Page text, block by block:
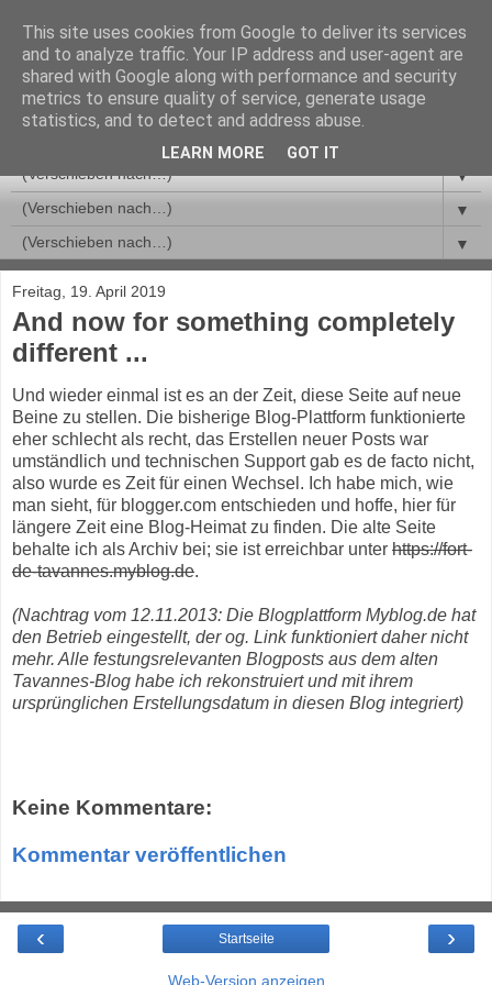
▼
▼
▼
Freitag, 19. April 2019
And now for something completely
different ...
Und wieder einmal ist es an der Zeit, diese Seite auf neue
Beine zu stellen. Die bisherige Blog-Plattform funktionierte
eher schlecht als recht, das Erstellen neuer Posts war
umständlich und technischen Support gab es de facto nicht,
also wurde es Zeit für einen Wechsel. Ich habe mich, wie
man sieht, für blogger.com entschieden und hoffe, hier für
längere Zeit eine Blog-Heimat zu finden. Die alte Seite
behalte ich als Archiv bei; sie ist erreichbar unter https://fort-
de-tavannes.myblog.de.
(Nachtrag vom 12.11.2013: Die Blogplattform Myblog.de hat
den Betrieb eingestellt, der og. Link funktioniert daher nicht
mehr. Alle festungsrelevanten Blogposts aus dem alten
Tavannes-Blog habe ich rekonstruiert und mit ihrem
ursprünglichen Erstellungsdatum in diesen Blog integriert)
Keine Kommentare:
Kommentar veröffentlichen
‹ ›
Startseite
Web-Version anzeigen
This site uses cookies from Google to deliver its services
and to analyze traffic. Your IP address and user-agent are
shared with Google along with performance and security
metrics to ensure quality of service, generate usage
statistics, and to detect and address abuse.
LEARN MORE GOT IT